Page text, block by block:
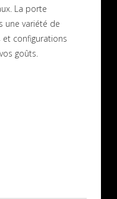
La porte
une variété de
et configurations
goûts.